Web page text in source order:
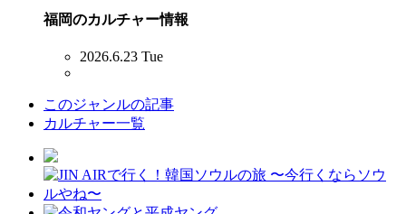
福岡のカルチャー情報
2026.6.23 Tue
このジャンルの記事
カルチャー一覧